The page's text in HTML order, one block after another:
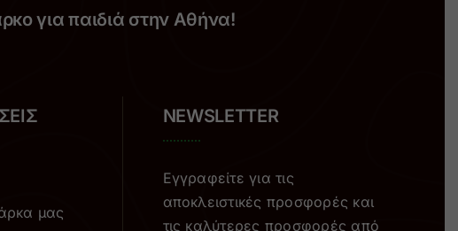
για παιδιά στην Αθήνα!
μας
NEWSLETTER
Εγγραφείτε για τις
αποκλειστικές προσφορές και
τις καλύτερες προσφορές από